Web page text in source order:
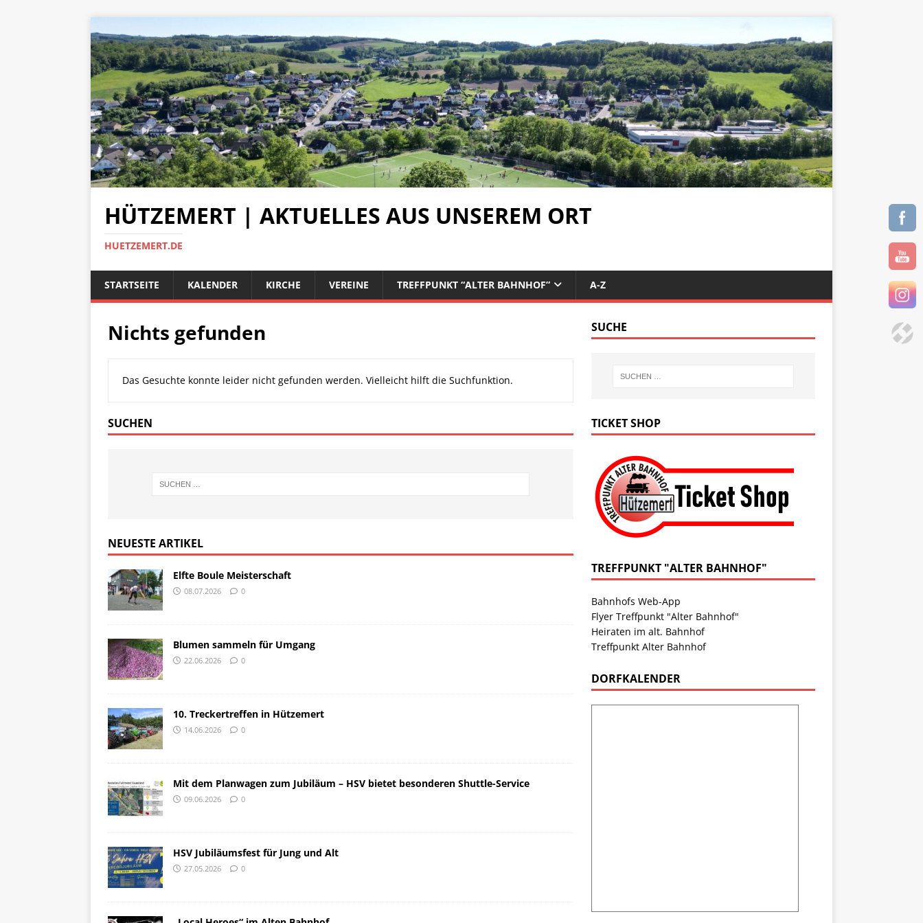
HÜTZEMERT | AKTUELLES AUS UNSEREM ORT
HUETZEMERT.DE
STARTSEITE KALENDER KIRCHE VEREINE TREFFPUNKT “ALTER BAHNHOF” A-Z
Nichts gefunden
Das Gesuchte konnte leider nicht gefunden werden. Vielleicht hilft die Suchfunktion.
SUCHEN
NEUESTE ARTIKEL
Elfte Boule Meisterschaft
08.07.2026 0
Blumen sammeln für Umgang
22.06.2026 0
10. Treckertreffen in Hützemert
14.06.2026 0
Mit dem Planwagen zum Jubiläum – HSV bietet besonderen Shuttle-Service
09.06.2026 0
HSV Jubiläumsfest für Jung und Alt
27.05.2026 0
SUCHE
TICKET SHOP
TREFFPUNKT "ALTER BAHNHOF"
Bahnhofs Web-App
Flyer Treffpunkt "Alter Bahnhof"
Heiraten im alt. Bahnhof
Treffpunkt Alter Bahnhof
DORFKALENDER